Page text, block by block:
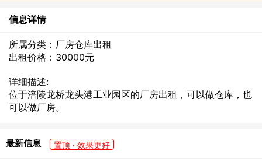
信息详情
所属分类：厂房仓库出租
出租价格：30000元
详细描述:
位于涪陵龙桥龙头港工业园区的厂房出租，可以做仓库，也
可以做厂房。
最新信息 置顶 · 效果更好